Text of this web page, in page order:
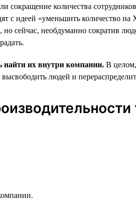
сокращение количества
с идеей «уменьшить количество
сейчас, необдуманно сократив
найти их внутри компании. В
высвободить людей и